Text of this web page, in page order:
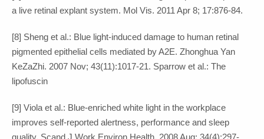
a live retinal explant system. Mol Vis. 2011 Apr 8; 17:876-84.
[8] Sheng et al.: Blue light-induced damage to human retinal
pigmented epithelial cells mediated by A2E. Zhonghua Yan
KeZaZhi. 2007 Nov; 43(11):1017-21. Sparrow et al.: The
lipofuscin
[9] Viola et al.: Blue-enriched white light in the workplace
improves self-reported alertness, performance and sleep
quality. Scand J Work Environ Health. 2008 Aug; 34(4):297-